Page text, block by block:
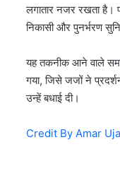
लगातार नजर रखता है।
निकासी और पुनर्भरण
यह तकनीक आने वाले समय
गया, जिसे जजों ने
उन्हें बधाई दी।
Credit By Amar